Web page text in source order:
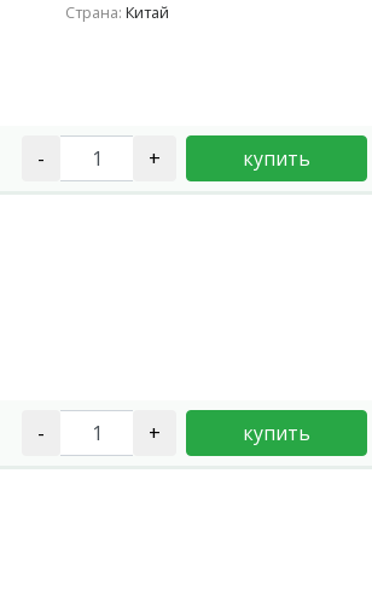
Страна: Китай
- + купить
- + купить